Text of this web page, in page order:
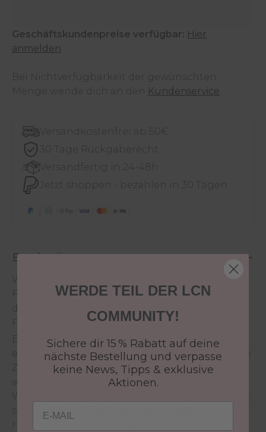
Geschäftskundenpreise verfügbar: Hier
anmelden
Bei Nichtverfügbarkeit der gewünschten
Menge wende dich an den
Kundenservice
Versandkostenfrei ab 50€
30 Tage Rückgaberecht
Versandfertig in 24-48h
Jetzt shoppen - bezahlen in 30 Tagen
Beschreibung
Frühlingskollektion "Heritage" vorstellen zu
Farbsystem.
Egal für welches Farbsystem Sie sich
entscheiden, LCN liefert Profi-Qualität mit 100 %
Zufriedenheitsgarantie. Die LCN Profisysteme
wurden mit renommierten Praktikern und
salonexklusive Ergebnisse zu garantieren.
Hoffnung – das wohl bedeutsamste Wort seit
WERDE TEIL DER LCN
COMMUNITY!
Sichere dir 15 % Rabatt auf deine
nächste Bestellung und verpasse
keine News, Tipps & exklusive
Aktionen.
Email